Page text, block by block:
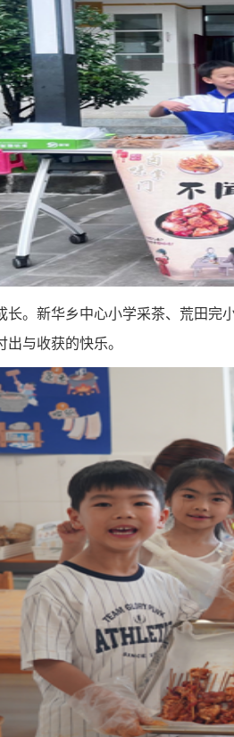
长。新华乡中心小学采茶、荒田完
与收获的快乐。